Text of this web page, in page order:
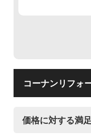
コーナンリフォ
価格に対する満